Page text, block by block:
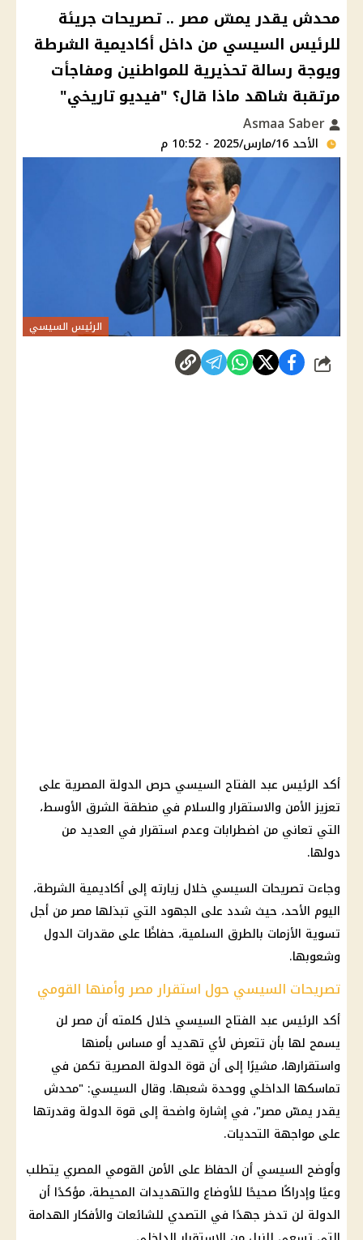
محدش يقدر يمسّ مصر .. تصريحات جريئة
للرئيس السيسي من داخل أكاديمية الشرطة
ويوجة رسالة تحذيرية للمواطنين ومفاجأت
مرتقبة شاهد ماذا قال؟ "فيديو تاريخي"
الأحد 16/مارس/2025 - 10:52 م
الرئيس السيسي
شارك
أكد الرئيس عبد الفتاح السيسي حرص الدولة المصرية على
تعزيز الأمن والاستقرار والسلام في منطقة الشرق الأوسط،
التي تعاني من اضطرابات وعدم استقرار في العديد من
دولها.
وجاءت تصريحات السيسي خلال زيارته إلى أكاديمية الشرطة،
اليوم الأحد، حيث شدد على الجهود التي تبذلها مصر من أجل
تسوية الأزمات بالطرق السلمية، حفاظًا على مقدرات الدول
وشعوبها.
تصريحات السيسي حول استقرار مصر وأمنها القومي
أكد الرئيس عبد الفتاح السيسي خلال كلمته أن مصر لن
يسمح لها بأن تتعرض لأي تهديد أو مساس بأمنها
واستقرارها، مشيرًا إلى أن قوة الدولة المصرية تكمن في
تماسكها الداخلي ووحدة شعبها. وقال السيسي: "محدش
يقدر يمسّ مصر"، في إشارة واضحة إلى قوة الدولة وقدرتها
على مواجهة التحديات.
وأوضح السيسي أن الحفاظ على الأمن القومي المصري يتطلب
وعيًا وإدراكًا صحيحًا للأوضاع والتهديدات المحيطة، مؤكدًا أن
الدولة لن تدخر جهدًا في التصدي للشائعات والأفكار الهدامة